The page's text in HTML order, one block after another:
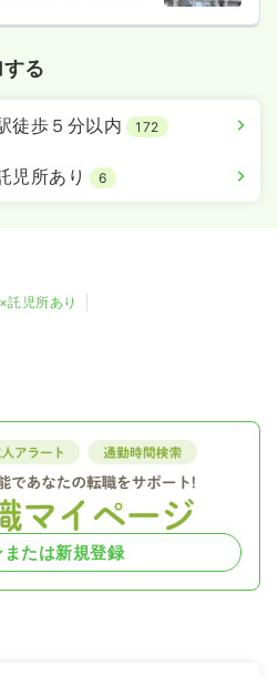
る
徒歩５分以内 172
児所あり 6
託児所あり
または新規登録